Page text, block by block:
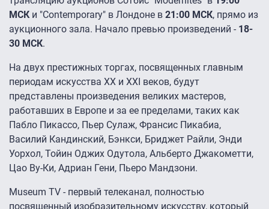
МСК и "Contemporary" в Лондоне в 21:00 МСК, прямо из
аукционного зала. Начало превью произведений - 18-
30 МСК.
На двух престижных торгах, посвященных главным
периодам искусства XX и XXI веков, будут
представлены произведения великих мастеров,
работавших в Европе и за ее пределами, таких как
Пабло Пикассо, Пьер Сулаж, Франсис Пикабиа,
Василий Кандинский, Бэнкси, Бриджет Райли, Энди
Уорхол, Тойин Оджих Одутола, Альберто Джакометти,
Цао Ву-Ки, Адриан Гени, Пьеро Мандзони.
Museum TV - первый телеканал, полностью
посвященный изобразительному искусству, который